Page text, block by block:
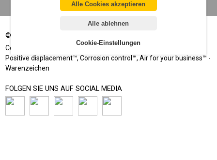
©
Comprag
® - Eingetragene Marken
Positive displacement™, Corrosion control™, Air for your business™ -
Warenzeichen
FOLGEN SIE UNS AUF SOCIAL MEDIA
Alle Cookies akzeptieren
Alle ablehnen
Cookie-Einstellungen